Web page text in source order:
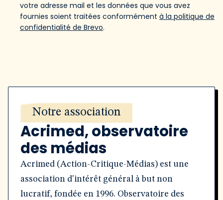
votre adresse mail et les données que vous avez
fournies soient traitées conformément à la politique de
confidentialité de Brevo.
Notre association
Acrimed, observatoire
des médias
Acrimed (Action-Critique-Médias) est une
association d'intérêt général à but non
lucratif, fondée en 1996. Observatoire des